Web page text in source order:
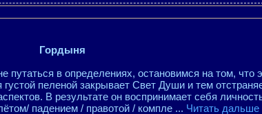
Гордыня
путаться в определениях, остановимся на том, что
густой пеленой закрывает Свет Души и тем
В результате он воспринимает себя
падением / правотой / компле ... Читать дальше